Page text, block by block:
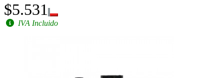
$5.531
IVA Incluido